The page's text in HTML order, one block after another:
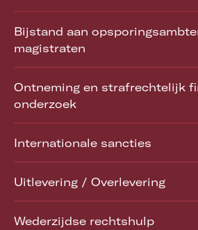
Bijstand aan
magistraten
Ontneming en strafrechtelijk
onderzoek
Internationale sancties
Uitlevering / Overlevering
Wederzijdse rechtshulp